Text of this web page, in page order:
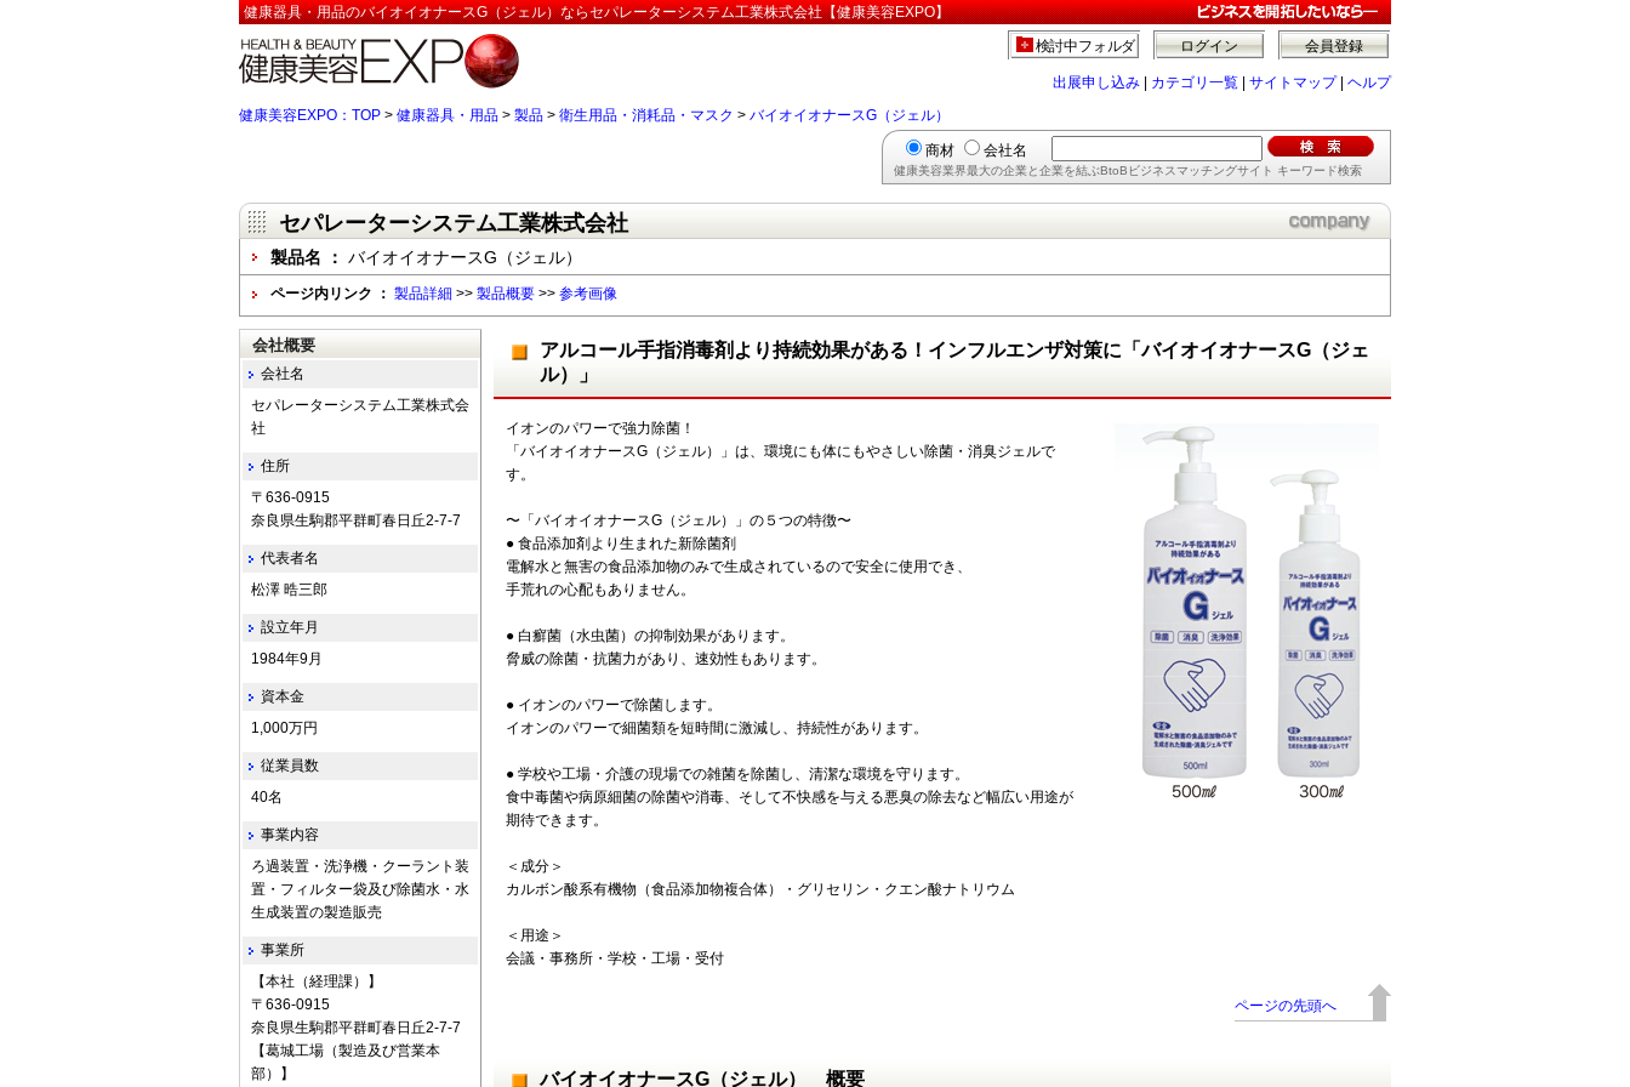
健康器具・用品のバイオイオナースG（ジェル）ならセパレーターシステム工業株式会社【健康美容EXPO】
会員登録
ログイン
検討中フォルダ
出展申し込み カテゴリ一覧 サイトマップ| ヘルプ
健康美容EXPO：TOP > 健康器具・用品 > 製品 > 衛生用品・消耗品・マスク > バイオイオナースG（ジェル）
商材 会社名
健康美容業界最大の企業と企業を結ぶBtoBビジネスマッチングサイト キーワード検索
セパレーターシステム工業株式会社
製品名 ： バイオイオナースG（ジェル）
ページ内リンク ： 製品詳細 >> 製品概要 >> 参考画像
アルコール手指消毒剤より持続効果がある！インフルエンザ対策に「バイオイオナースG（ジェ
ル）」
イオンのパワーで強力除菌！
「バイオイオナースG（ジェル）」は、環境にも体にもやさしい除菌・消臭ジェルで
す。
〜「バイオイオナースG（ジェル）」の５つの特徴〜
● 食品添加剤より生まれた新除菌剤
電解水と無害の食品添加物のみで生成されているので安全に使用でき、
手荒れの心配もありません。
● 白癬菌（水虫菌）の抑制効果があります。
脅威の除菌・抗菌力があり、速効性もあります。
● イオンのパワーで除菌します。
イオンのパワーで細菌類を短時間に激減し、持続性があります。
● 学校や工場・介護の現場での雑菌を除菌し、清潔な環境を守ります。
食中毒菌や病原細菌の除菌や消毒、そして不快感を与える悪臭の除去など幅広い用途が
期待できます。
＜成分＞
カルボン酸系有機物（食品添加物複合体）・グリセリン・クエン酸ナトリウム
＜用途＞
会議・事務所・学校・工場・受付
ページの先頭へ
バイオイオナースG（ジェル） 概要
会社概要
会社名
セパレーターシステム工業株式会
社
住所
〒636-0915
奈良県生駒郡平群町春日丘2-7-7
代表者名
松澤 晧三郎
設立年月
1984年9月
資本金
1,000万円
従業員数
40名
事業内容
ろ過装置・洗浄機・クーラント装
置・フィルター袋及び除菌水・水
生成装置の製造販売
事業所
【本社（経理課）】
〒636-0915
奈良県生駒郡平群町春日丘2-7-7
【葛城工場（製造及び営業本
部）】